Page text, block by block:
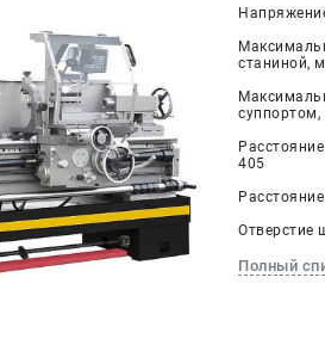
станиной,
405
Отверстие
Полный